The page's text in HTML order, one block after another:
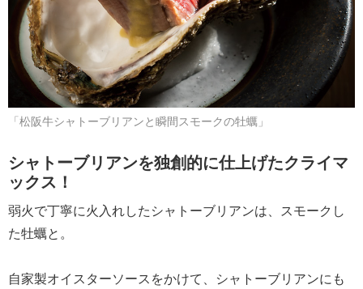
「松阪牛シャトーブリアンと瞬間スモークの牡蠣」
シャトーブリアンを独創的に仕上げたクライマ
ックス！
弱火で丁寧に火入れしたシャトーブリアンは、スモークし
た牡蠣と。
自家製オイスターソースをかけて、シャトーブリアンにも